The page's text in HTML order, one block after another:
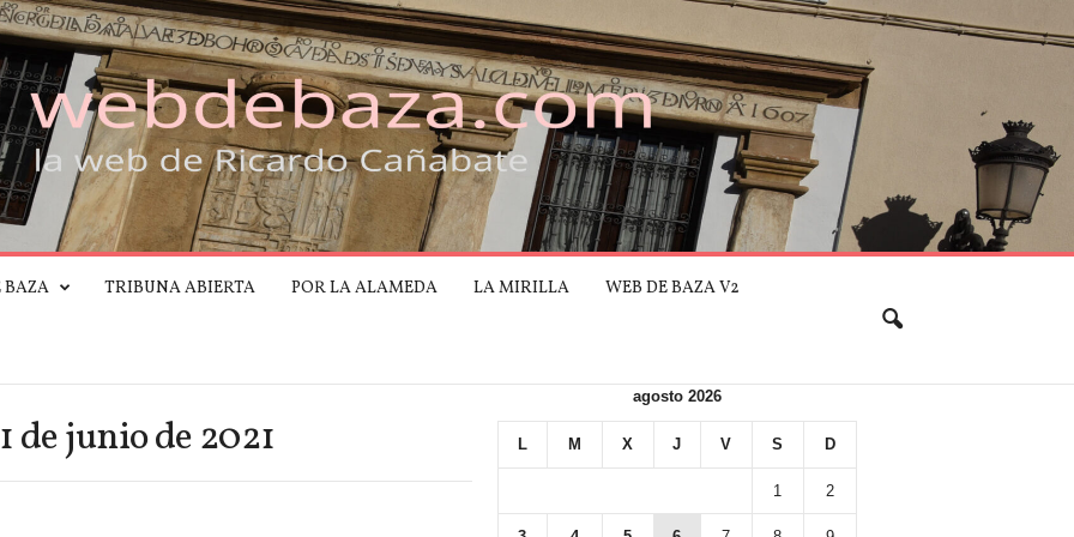
BAZA TRIBUNA ABIERTA POR LA ALAMEDA LA MIRILLA WEB DE BAZA V2
de junio de 2021
agosto 2026
L M X J V S D
1 2